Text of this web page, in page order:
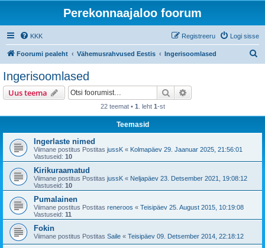
Perekonnaajaloo foorum
KKK Logi sisse
Registreeru
Foorumi pealeht Vähemusrahvused Eestis Ingerisoomlased
Ingerisoomlased
Uus teema Otsi
22 teemat • 1 . leht 1-st
Teemasid
Ingerlaste nimed
Viimane postitus Postitas jussK « Kolmapäev 29. Jaanuar 2025, 21:56:01
Vastuseid: 10
Kirikuraamatud
Viimane postitus Postitas jussK « Neljapäev 23. Detsember 2021, 19:08:12
Vastuseid: 10
Pumalainen
Viimane postitus Postitas reneroos « Teisipäev 25. August 2015, 10:19:08
Vastuseid: 11
Fokin
Viimane postitus Postitas Saile « Teisipäev 09. Detsember 2014, 22:18:12